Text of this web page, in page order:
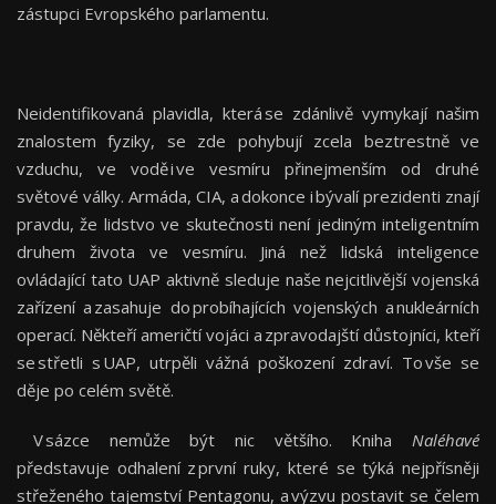
zástupci Evropského parlamentu.
Neidentifikovaná plavidla, která se zdánlivě vymykají našim
znalostem fyziky, se zde pohybují zcela beztrestně ve
vzduchu, ve vodě i ve vesmíru přinejmenším od druhé
světové války. Armáda, CIA, a dokonce i bývalí prezidenti znají
pravdu, že lidstvo ve skutečnosti není jediným inteligentním
druhem života ve vesmíru. Jiná než lidská inteligence
ovládající tato UAP aktivně sleduje naše nejcitlivější vojenská
zařízení a zasahuje do probíhajících vojenských a nukleárních
operací. Někteří američtí vojáci a zpravodajští důstojníci, kteří
se střetli s UAP, utrpěli vážná poškození zdraví. To vše se
děje po celém světě.
V sázce nemůže být nic většího. Kniha Naléhavé
představuje odhalení z první ruky, které se týká nejpřísněji
střeženého tajemství Pentagonu, a výzvu postavit se čelem